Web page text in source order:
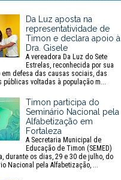
Da Luz aposta na
representatividade de
Timon e declara apoio à
Dra. Gisele
A vereadora Da Luz do Sete
Estrelas, reconhecida por sua
em defesa das causas sociais, das
públicas voltadas à população m...
Timon participa do
Seminário Nacional pela
Alfabetização em
Fortaleza
A Secretaria Municipal de
Educação de Timon (SEMED)
durante os dias, 29 e 30 de julho, do
Nacional pela Alfabetização, ...